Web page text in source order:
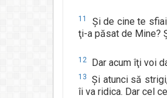
11
Şi de cine te
ţi-a păsat de Mine?
12 Dar acum îţi voi
13
Şi atunci să
îi va ridica. Dar cel